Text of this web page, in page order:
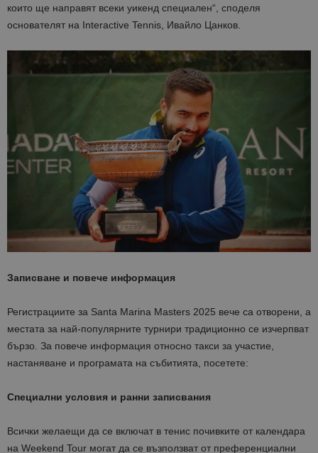
които ще направят всеки уикенд специален“, споделя
основателят на Interactive Tennis, Ивайло Цанков.
Записване и повече информация
Регистрациите за Santa Marina Masters 2025 вече са отворени, а
местата за най-популярните турнири традиционно се изчерпват
бързо. За повече информация относно такси за участие,
настаняване и програмата на събитията, посетете:
Специални условия и ранни записвания
Всички желаещи да се включат в тенис почивките от календара
на Weekend Tour могат да се възползват от преференциални